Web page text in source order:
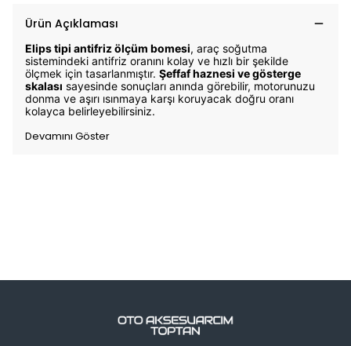
Ürün Açıklaması
Elips tipi antifriz ölçüm bomesi, araç soğutma
sistemindeki antifriz oranını kolay ve hızlı bir şekilde
ölçmek için tasarlanmıştır. Şeffaf haznesi ve gösterge
skalası sayesinde sonuçları anında görebilir, motorunuzu
donma ve aşırı ısınmaya karşı koruyacak doğru oranı
kolayca belirleyebilirsiniz.
Devamını Göster